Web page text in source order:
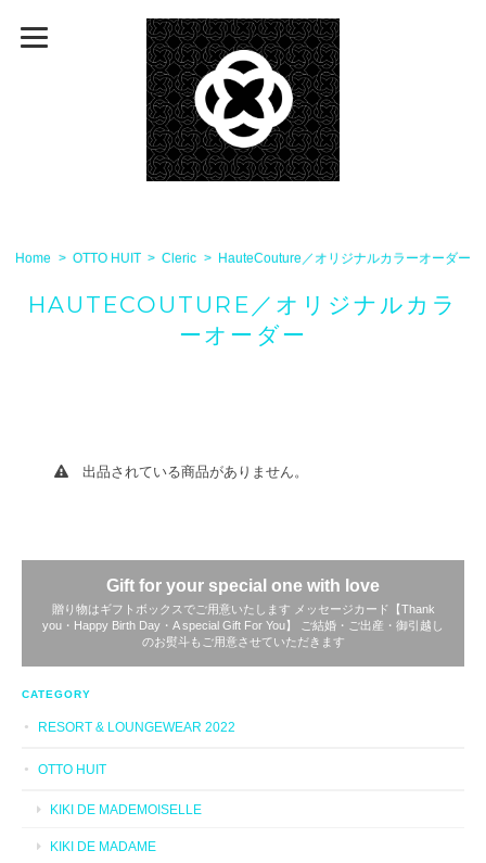
Home OTTO HUIT Cleric HauteCouture／オリジナルカラーオーダー
HAUTECOUTURE／オリジナルカラ
ーオーダー
出品されている商品がありません。
Gift for your special one with love
贈り物はギフトボックスでご用意いたします メッセージカード【Thank
you・Happy Birth Day・A special Gift For You】 ご結婚・ご出産・御引越し
のお熨斗もご用意させていただきます
CATEGORY
RESORT & LOUNGEWEAR 2022
OTTO HUIT
KIKI DE MADEMOISELLE
KIKI DE MADAME